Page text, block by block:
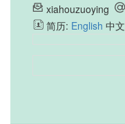
xiahouzuoying
简历: English 中文